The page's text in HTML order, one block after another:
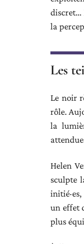
discret…
la
Les
Le noir
rôle.
la
Helen
sculpte
un effet
plus